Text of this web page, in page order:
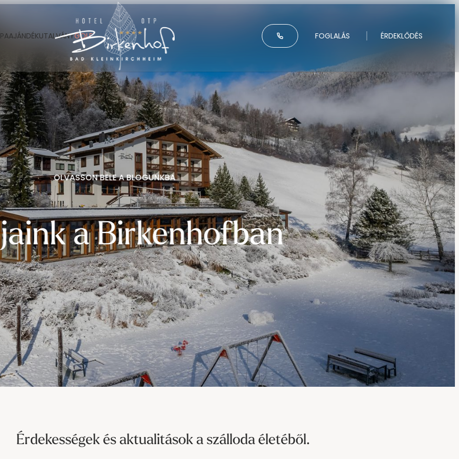
AJÁNDÉKUTALVÁNYGOLF FOGLALÁS ÉRDEKLŐDÉS
OLVASSON BELE A BLOGUNKBA
a Birkenhofban
Érdekességek és aktualitások a szálloda életéből.